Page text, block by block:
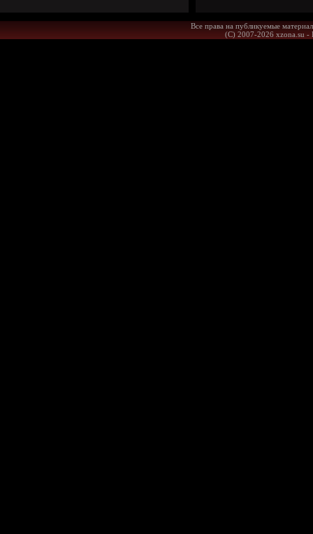
Все права на публикуемые
(С) 2007-2026 xzona.su -